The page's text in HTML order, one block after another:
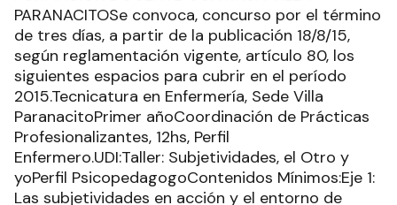
PARANACITOSe convoca, concurso por el término
de tres días, a partir de la publicación 18/8/15,
según reglamentación vigente, artículo 80, los
siguientes espacios para cubrir en el período
2015.Tecnicatura en Enfermería, Sede Villa
ParanacitoPrimer añoCoordinación de Prácticas
Profesionalizantes, 12hs, Perfil
Enfermero.UDI:Taller: Subjetividades, el Otro y
yoPerfil PsicopedagogoContenidos Mínimos:Eje 1:
Las subjetividades en acción y el entorno de